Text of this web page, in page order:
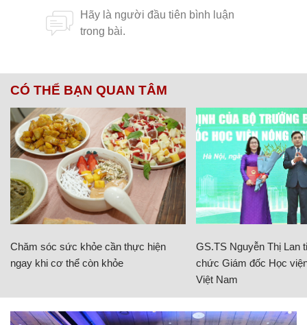
CÓ THỂ BẠN QUAN TÂM
Chăm sóc sức khỏe cần thực hiện
ngay khi cơ thể còn khỏe
GS.TS Nguyễn Thị Lan
chức Giám đốc Học
Việt Nam